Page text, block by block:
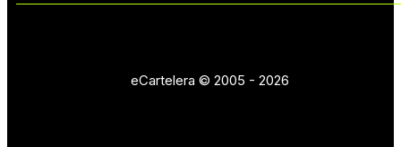
eCartelera © 2005 - 2026